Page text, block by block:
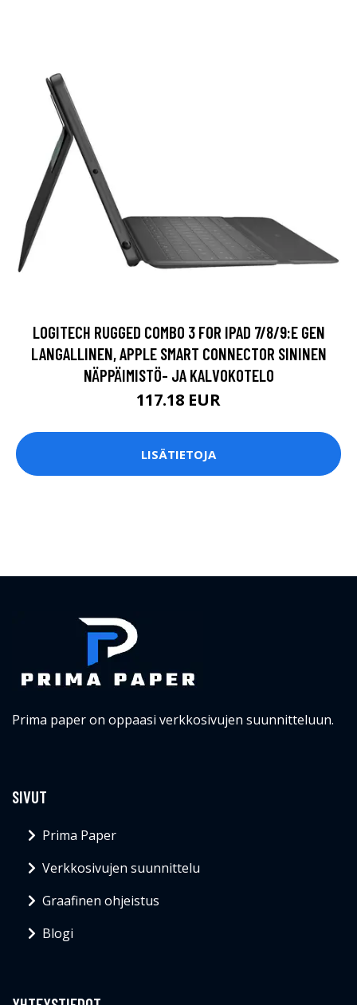
LOGITECH RUGGED COMBO 3 FOR IPAD 7/8/9:E GEN
LANGALLINEN, APPLE SMART CONNECTOR SININEN
NÄPPÄIMISTÖ- JA KALVOKOTELO
117.18 EUR
LISÄTIETOJA
Prima paper on oppaasi verkkosivujen suunnitteluun.
SIVUT
Prima Paper
Verkkosivujen suunnittelu
Graafinen ohjeistus
Blogi